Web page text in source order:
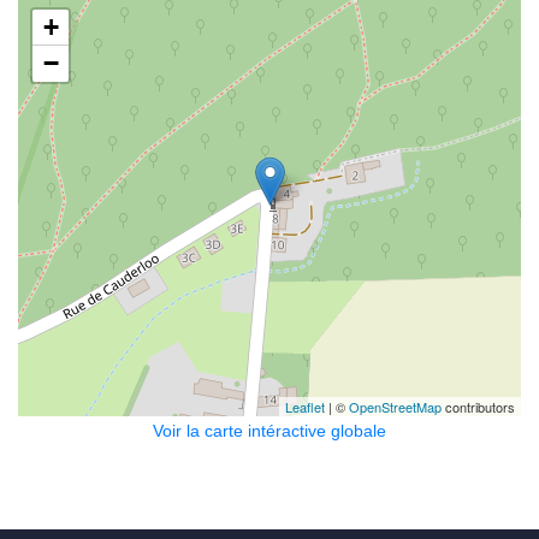
+
−
Leaflet | ©OpenStreetMapcontributors
Voir la carte intéractive globale